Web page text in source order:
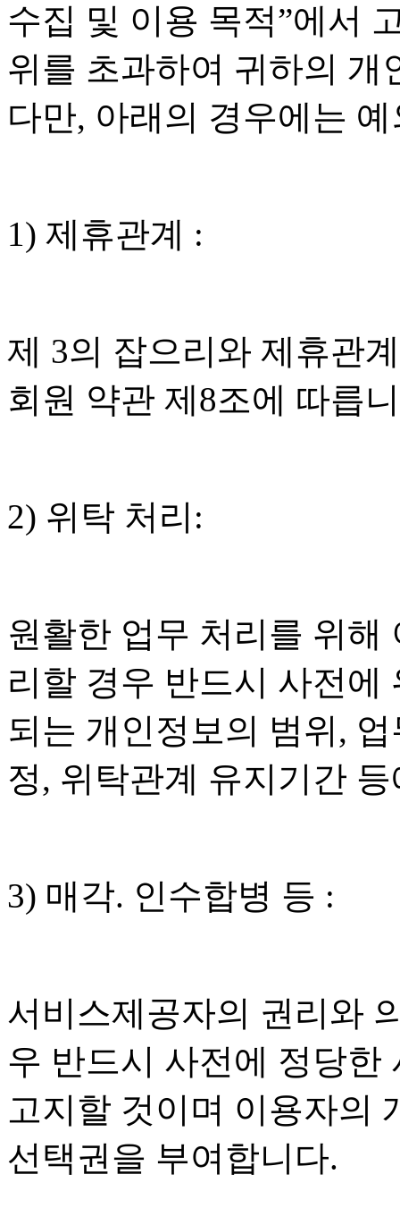
수집 및 이용 목적”에서
위를 초과하여 귀하의 개
다만, 아래의 경우에는
1) 제휴관계 :
제 3의 잡으리와 제휴관
회원 약관 제8조에 따릅
2) 위탁 처리:
원활한 업무 처리를 위해
리할 경우 반드시 사전에
되는 개인정보의 범위,
정, 위탁관계 유지기간
3) 매각. 인수합병 등 :
서비스제공자의 권리와
우 반드시 사전에 정당한
고지할 것이며 이용자의
선택권을 부여합니다.